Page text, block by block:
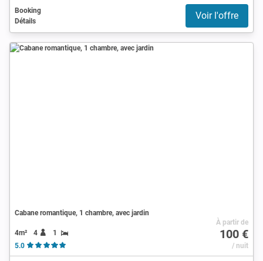
Booking
Détails
Voir l'offre
Cabane romantique, 1 chambre, avec jardin
4m² 4
1
5.0
À partir de
100 €
/ nuit